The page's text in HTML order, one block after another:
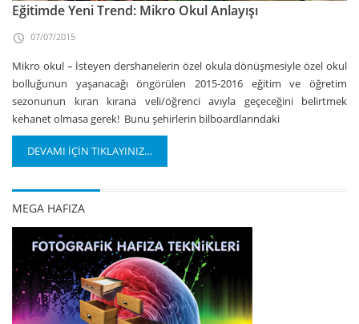
Eğitimde Yeni Trend: Mikro Okul Anlayışı
07/07/2015
Mikro okul – İsteyen dershanelerin özel okula dönüşmesiyle özel okul
bolluğunun yaşanacağı öngörülen 2015-2016 eğitim ve öğretim
sezonunun kıran kırana veli/öğrenci avıyla geçeceğini belirtmek
kehanet olmasa gerek! Bunu şehirlerin bilboardlarındaki
DEVAMI İÇİN TIKLAYINIZ…
MEGA HAFIZA